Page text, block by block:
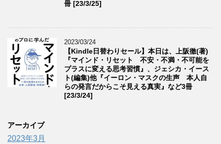
冊 [23/3/25]
2023/03/24
【Kindle日替わりセール】本日は、上阪徹(著)
『マインド・リセット 不安・不満・不可能を
プラスに変える思考習慣』、ジェシカ・イース
ト(編集)他『イーロン・マスクの生声 本人自
らの発言だからこそ見える真実』など3冊
[23/3/24]
アーカイブ
2023年3月